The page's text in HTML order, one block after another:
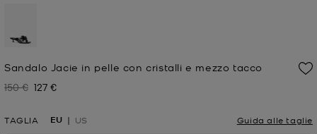
Sandalo Jacie in pelle con cristalli e mezzo tacco
Prezzo iniziale
150 € Prezzo attuale
127 €
TAGLIA EU US Guida alle taglie